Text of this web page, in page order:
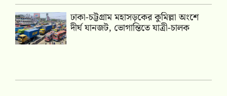
ঢাকা-চট্টগ্রাম মহাসড়কের কুমিল্লা অংশে
দীর্ঘ যানজট, ভোগান্তিতে যাত্রী-চালক